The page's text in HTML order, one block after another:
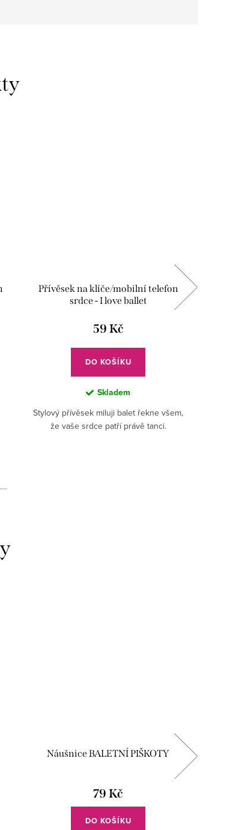
Přívěsek na klíče/mobilní telefon
srdce - I love ballet
59 Kč
DO KOŠÍKU
Skladem
Stylový přívěsek miluji balet řekne všem,
že vaše srdce patří právě tanci.
Náušnice BALETNÍ PIŠKOTY
79 Kč
DO KOŠÍKU